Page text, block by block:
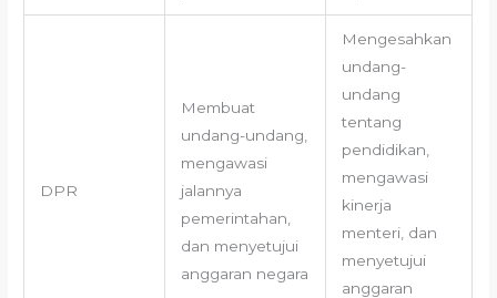
DPR
Membuat
undang-undang,
mengawasi
jalannya
pemerintahan,
dan menyetujui
anggaran negara
Mengesahkan
undang-
undang
tentang
pendidikan,
mengawasi
kinerja
menteri, dan
menyetujui
anggaran